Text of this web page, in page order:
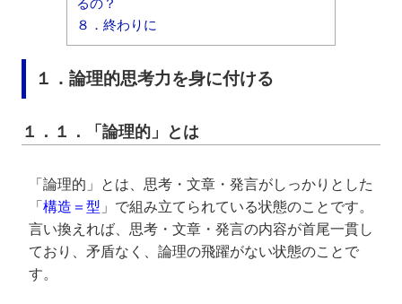
るの？
８．終わりに
１．論理的思考力を身に付ける
１．１．「論理的」とは
「論理的」とは、思考・文章・発言がしっかりとした
「 構造＝型 」で組み立てられている状態のことです。
言い換えれば、思考・文章・発言の内容が首尾一貫し
ており、矛盾なく、論理の飛躍がない状態のことで
す。